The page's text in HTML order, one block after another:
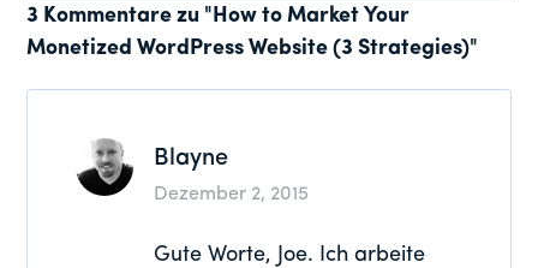
Leser-
Interaktionen
3 Kommentare zu "How to Market Your
Monetized WordPress Website (3 Strategies)"
Blayne
Dezember 2, 2015
Gute Worte, Joe. Ich arbeite